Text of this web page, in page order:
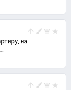
на